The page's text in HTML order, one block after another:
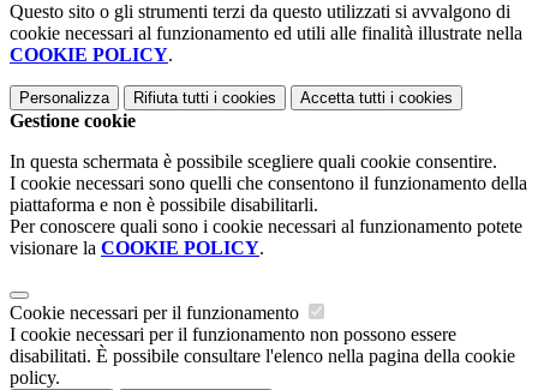
Questo sito o gli strumenti terzi da questo utilizzati si avvalgono di
cookie necessari al funzionamento ed utili alle finalità illustrate nella
COOKIE POLICY.
Personalizza Rifiuta tutti i cookies Accetta tutti i cookies
Gestione cookie
In questa schermata è possibile scegliere quali cookie consentire.
I cookie necessari sono quelli che consentono il funzionamento della
piattaforma e non è possibile disabilitarli.
Per conoscere quali sono i cookie necessari al funzionamento potete
visionare la COOKIE POLICY.
Cookie necessari per il funzionamento
I cookie necessari per il funzionamento non possono essere
disabilitati. È possibile consultare l'elenco nella pagina della cookie
policy.